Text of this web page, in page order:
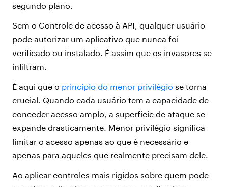
segundo plano.
Sem o Controle de acesso à API, qualquer usuário
pode autorizar um aplicativo que nunca foi
verificado ou instalado. É assim que os invasores se
infiltram.
É aqui que o princípio do menor privilégio se torna
crucial. Quando cada usuário tem a capacidade de
conceder acesso amplo, a superfície de ataque se
expande drasticamente. Menor privilégio significa
limitar o acesso apenas ao que é necessário e
apenas para aqueles que realmente precisam dele.
Ao aplicar controles mais rígidos sobre quem pode